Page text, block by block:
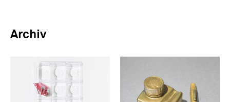
Archiv